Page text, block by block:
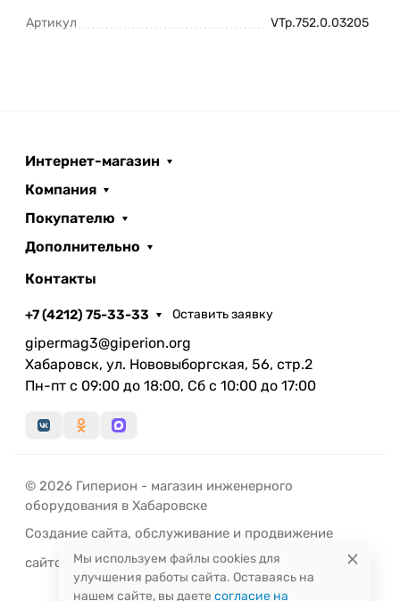
Артикул VTp.752.0.03205
Интернет-магазин
Компания
Покупателю
Дополнительно
Контакты
+7 (4212) 75-33-33 Оставить заявку
gipermag3@giperion.org
Хабаровск, ул. Нововыборгская, 56, стр.2
Пн-пт с 09:00 до 18:00, Сб с 10:00 до 17:00
© 2026 Гиперион - магазин инженерного
оборудования в Хабаровске
Создание сайта, обслуживание и продвижение
сайтов
-РЭДЛАЙН
Мы используем файлы cookies для
улучшения работы сайта. Оставаясь на
нашем сайте, вы даете согласие на